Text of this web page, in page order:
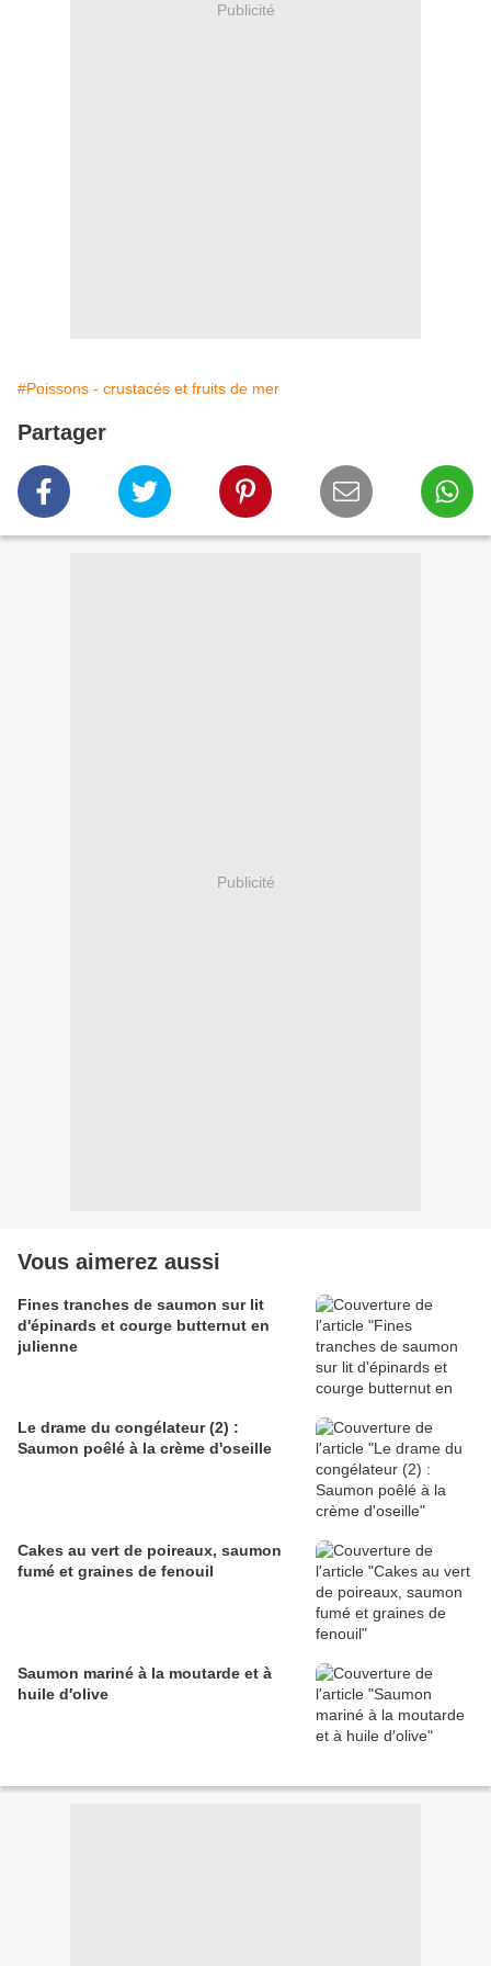
Publicité
#Poissons - crustacés et fruits de mer
Partager
Publicité
Vous aimerez aussi
Fines tranches de saumon sur lit
d'épinards et courge butternut en
julienne
Le drame du congélateur (2) :
Saumon poêlé à la crème d'oseille
Cakes au vert de poireaux, saumon
fumé et graines de fenouil
Saumon mariné à la moutarde et à
huile d′olive